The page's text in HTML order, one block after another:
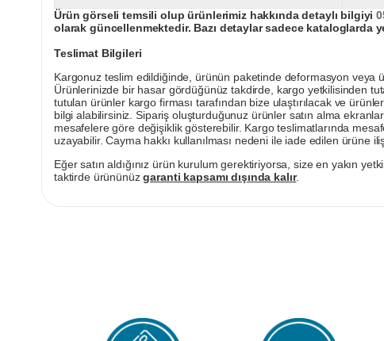
Ürün görseli temsili olup ürünlerimiz hakkında detaylı bilgiyi
olarak güncellenmektedir. Bazı detaylar sadece kataloglarda
Teslimat Bilgileri
Kargonuz teslim edildiğinde, ürünün paketinde deformasyon
Ürünlerinizde bir hasar gördüğünüz takdirde, kargo yetkilisinden
tutulan ürünler kargo firması tarafından bize ulaştırılacak ve
bilgi alabilirsiniz. Sipariş oluşturduğunuz ürünler satın alma
mesafelere göre değişiklik gösterebilir. Kargo teslimatlarında
uzayabilir. Cayma hakkı kullanılması nedeni ile iade edilen ürüne
Eğer satın aldığınız ürün kurulum gerektiriyorsa, size en yakın
taktirde ürününüzgaranti kapsamı dışında kalır.